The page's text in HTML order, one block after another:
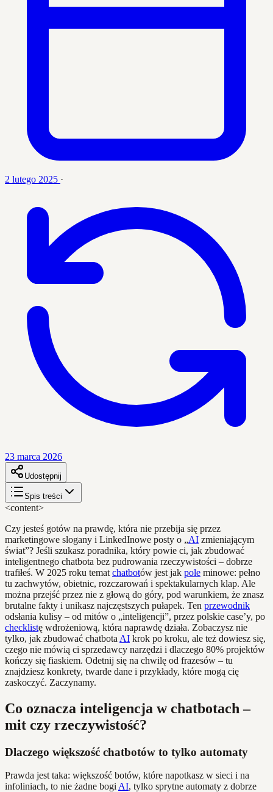
2 lutego 2025 ·
23 marca 2026
Udostępnij
Spis treści
<content>
Czy jesteś gotów na prawdę, która nie przebija się przez
marketingowe slogany i LinkedInowe posty o „AI zmieniającym
świat”? Jeśli szukasz poradnika, który powie ci, jak zbudować
inteligentnego chatbota bez pudrowania rzeczywistości – dobrze
trafiłeś. W 2025 roku temat chatbotów jest jak pole minowe: pełno
tu zachwytów, obietnic, rozczarowań i spektakularnych klap. Ale
można przejść przez nie z głową do góry, pod warunkiem, że znasz
brutalne fakty i unikasz najczęstszych pułapek. Ten przewodnik
odsłania kulisy – od mitów o „inteligencji”, przez polskie case’y, po
checklistę wdrożeniową, która naprawdę działa. Zobaczysz nie
tylko, jak zbudować chatbota AI krok po kroku, ale też dowiesz się,
czego nie mówią ci sprzedawcy narzędzi i dlaczego 80% projektów
kończy się fiaskiem. Odetnij się na chwilę od frazesów – tu
znajdziesz konkrety, twarde dane i przykłady, które mogą cię
zaskoczyć. Zaczynamy.
Co oznacza inteligencja w chatbotach –
mit czy rzeczywistość?
Dlaczego większość chatbotów to tylko automaty
Prawda jest taka: większość botów, które napotkasz w sieci i na
infoliniach, to nie żadne bogi AI, tylko sprytne automaty z dobrze